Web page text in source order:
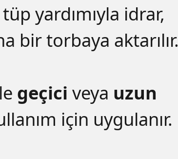
yardımıyla idrar,
bir torbaya aktarılır.
geçici veya uzun
için uygulanır.